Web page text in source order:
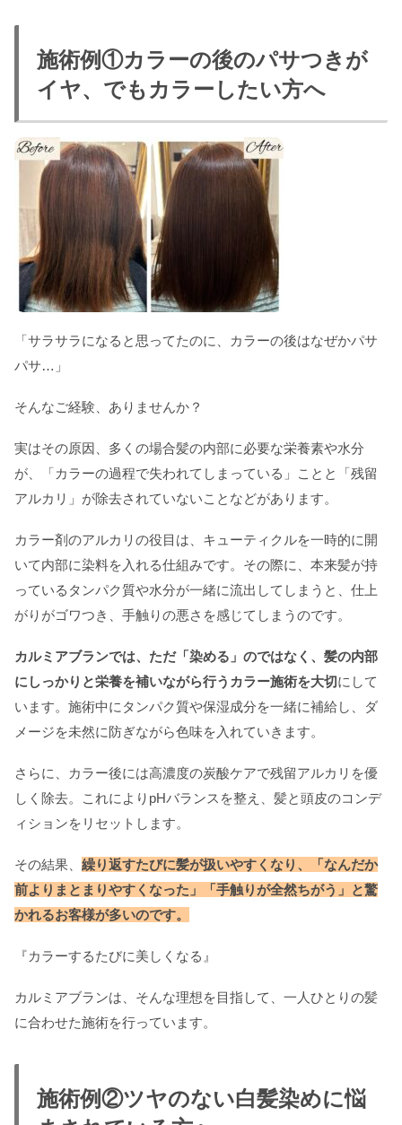
施術例①カラーの後のパサつきが
イヤ、でもカラーしたい方へ
「サラサラになると思ってたのに、カラーの後はなぜかパサ
パサ…」
そんなご経験、ありませんか？
実はその原因、多くの場合髪の内部に必要な栄養素や水分
が、「カラーの過程で失われてしまっている」ことと「残留
アルカリ」が除去されていないことなどがあります。
カラー剤のアルカリの役目は、キューティクルを一時的に開
いて内部に染料を入れる仕組みです。その際に、本来髪が持
っているタンパク質や水分が一緒に流出してしまうと、仕上
がりがゴワつき、手触りの悪さを感じてしまうのです。
カルミアブランでは、ただ「染める」のではなく、髪の内部
にしっかりと栄養を補いながら行うカラー施術を大切にして
います。施術中にタンパク質や保湿成分を一緒に補給し、ダ
メージを未然に防ぎながら色味を入れていきます。
さらに、カラー後には高濃度の炭酸ケアで残留アルカリを優
しく除去。これによりpHバランスを整え、髪と頭皮のコンデ
ィションをリセットします。
その結果、 繰り返すたびに髪が扱いやすくなり、「なんだか
前よりまとまりやすくなった」「手触りが全然ちがう」と驚
かれるお客様が多いのです。
『カラーするたびに美しくなる』
カルミアブランは、そんな理想を目指して、一人ひとりの髪
に合わせた施術を行っています。
施術例②ツヤのない白髪染めに悩